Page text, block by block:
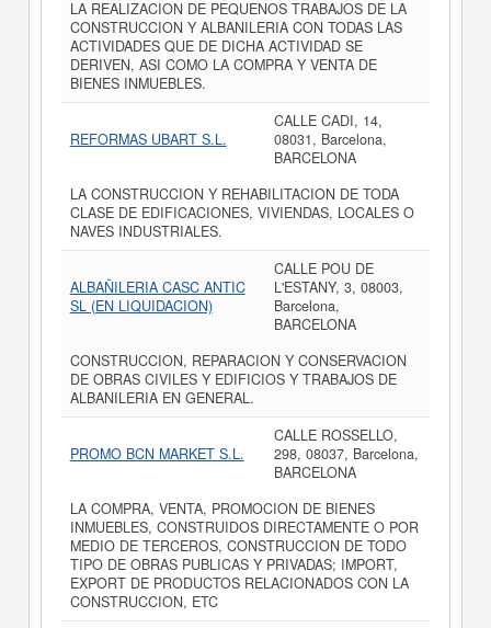
LA REALIZACION DE PEQUENOS TRABAJOS DE LA
CONSTRUCCION Y ALBANILERIA CON TODAS LAS
ACTIVIDADES QUE DE DICHA ACTIVIDAD SE
DERIVEN, ASI COMO LA COMPRA Y VENTA DE
BIENES INMUEBLES.
REFORMAS UBART S.L.
CALLE CADI, 14,
08031, Barcelona,
BARCELONA
LA CONSTRUCCION Y REHABILITACION DE TODA
CLASE DE EDIFICACIONES, VIVIENDAS, LOCALES O
NAVES INDUSTRIALES.
ALBAÑILERIA CASC ANTIC
SL (EN LIQUIDACION)
CALLE POU DE
L'ESTANY, 3, 08003,
Barcelona,
BARCELONA
CONSTRUCCION, REPARACION Y CONSERVACION
DE OBRAS CIVILES Y EDIFICIOS Y TRABAJOS DE
ALBANILERIA EN GENERAL.
PROMO BCN MARKET S.L.
CALLE ROSSELLO,
298, 08037, Barcelona,
BARCELONA
LA COMPRA, VENTA, PROMOCION DE BIENES
INMUEBLES, CONSTRUIDOS DIRECTAMENTE O POR
MEDIO DE TERCEROS, CONSTRUCCION DE TODO
TIPO DE OBRAS PUBLICAS Y PRIVADAS; IMPORT,
EXPORT DE PRODUCTOS RELACIONADOS CON LA
CONSTRUCCION, ETC